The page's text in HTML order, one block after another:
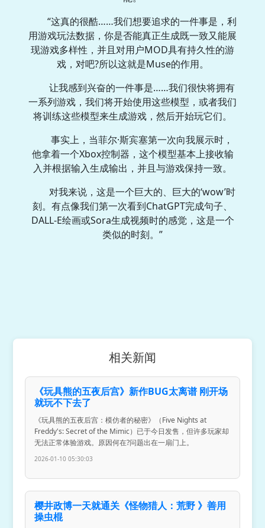
“这真的很酷……我们想要追求的一件事是，利
用游戏玩法数据，你是否能真正生成既一致又能展
现游戏多样性，并且对用户MOD具有持久性的游
戏，对吧?所以这就是Muse的作用。
让我感到兴奋的一件事是……我们很快将拥有
一系列游戏，我们将开始使用这些模型，或者我们
将训练这些模型来生成游戏，然后开始玩它们。
事实上，当菲尔·斯宾塞第一次向我展示时，
他拿着一个Xbox控制器，这个模型基本上接收输
入并根据输入生成输出，并且与游戏保持一致。
对我来说，这是一个巨大的、巨大的‘wow’时
刻。有点像我们第一次看到ChatGPT完成句子、
DALL-E绘画或Sora生成视频时的感觉，这是一个
类似的时刻。”
相关新闻
《玩具熊的五夜后宫》新作BUG太离谱 刚开场
就玩不下去了
《玩具熊的五夜后宫：模仿者的秘密》（Five Nights at
Freddy's: Secret of the Mimic）已于今日发售，但许多玩家却
无法正常体验游戏。原因何在?问题出在一扇门上。
2026-01-10 05:30:03
樱井政博一天就通关《怪物猎人：荒野 》善用
操虫棍